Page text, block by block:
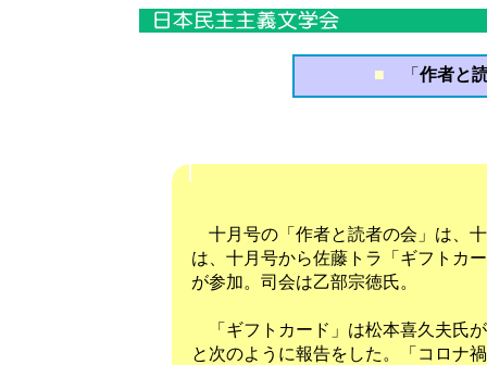
■ 「 作者と
十月号の「作者と読者の会」は、
は、十月号から佐藤トラ「ギフトカ
が参加。司会は乙部宗徳氏。
「ギフトカード」は松本喜久夫氏
と次のように報告をした。「コロナ